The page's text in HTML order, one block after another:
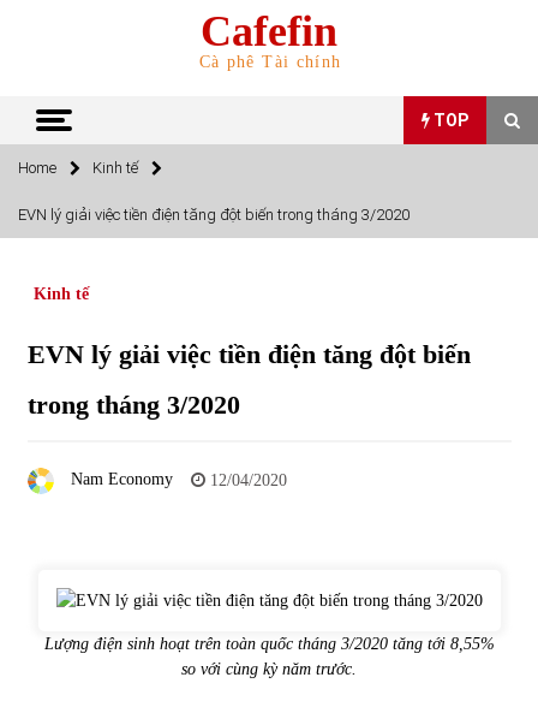
Cafefin
Cà phê Tài chính
TOP
TOP
Top 10 mặt hàng Việt Nam nhập khẩu nhiều nhất tháng
15/06/2022
Top 10 mặt hàng Việt Nam xuất khẩu nhiều nhất tháng
5/2022
06/06/2022
Home Kinh tế
EVN lý giải việc tiền điện tăng đột biến trong tháng 3/2020
Kinh tế
EVN lý giải việc tiền điện tăng đột biến
trong tháng 3/2020
Nam Economy 12/04/2020
Lượng điện sinh hoạt trên toàn quốc tháng 3/2020 tăng tới 8,55%
so với cùng kỳ năm trước.